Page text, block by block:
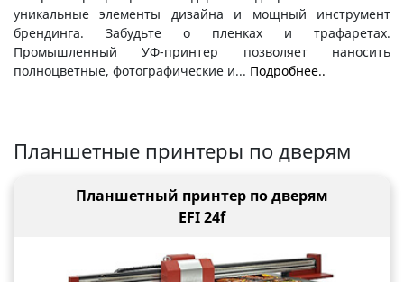
принтер с конструкцией промышленного типа, удобной
для оператора.
уникальные элементы дизайна и мощный инструмент
брендинга. Забудьте о пленках и трафаретах.
Промышленный УФ-принтер позволяет наносить
полноцветные, фотографические и... Подробнее..
Планшетные принтеры по дверям
Планшетный принтер по дверям
EFI 24f